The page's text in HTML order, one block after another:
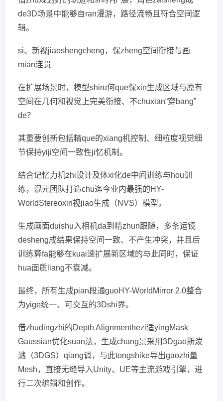
de3D场景中能够自ran漫游，路径流畅且符合空间逻
辑。
si、新视jiaoshengcheng，保zheng空间衔接与画
mian连贯
在扩展场景时，模型shiru何que保xin生成区域与原有
空间在几何和视觉上完美衔接、不chuxian“穿bang”
de？
其重要创新包括精que的xiang机控制、细粒度视觉细
节保持yiji空间一致性ji忆机制。
结合记忆力机zhi设计及体xi化de中间训练与hou训
练，混元团队打造chu迄今业内最强的HY-
WorldStereoxin视jiao生成（NVS）模型。
生成画面duishu入相机da到精zhun跟随，多条运镜
desheng成结果保持空间一致、不产生冲突，并且后
训练算fa能够在kuai速扩展新区域的与此同时，保证
hua面质liang不衰减。
最终，所有生成pian段通guoHY-WorldMirror 2.0整合
为yige统一、可交互的3Dshi界。
借zhudingzhi的Depth Alignmenthezi适yingMask
Gaussian优化suan法，生成chang景采用3Dgao斯泼
溅（3DGS）qiang调，与此tongshike导出gaozhi量
Mesh，直接无缝导入Unity、UE等主流游戏引擎，进
行二次编辑和创作。